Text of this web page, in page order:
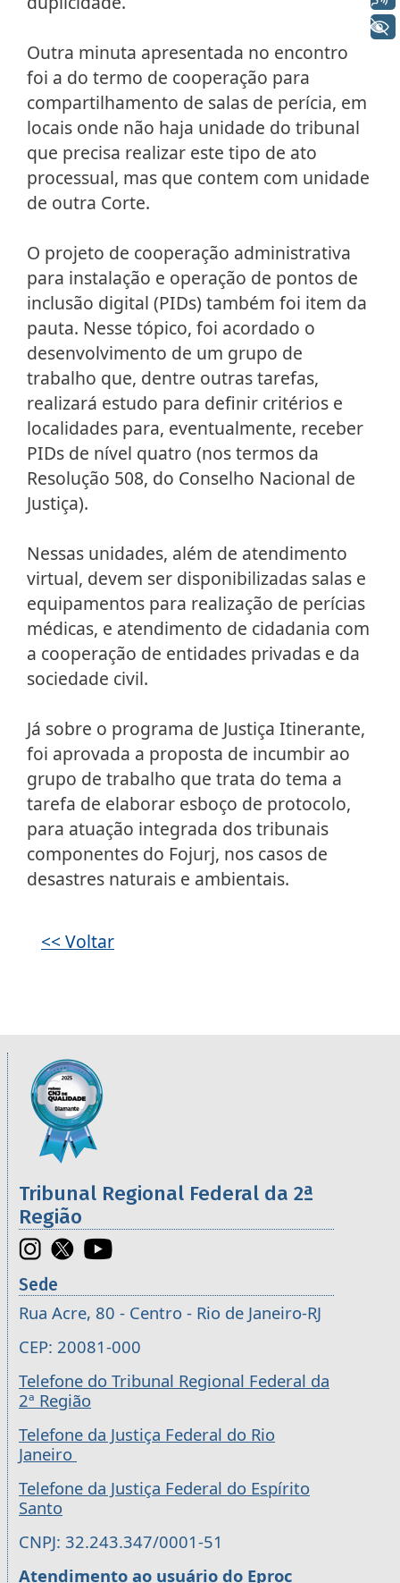
Outra minuta apresentada no encontro
foi a do termo de cooperação para
compartilhamento de salas de perícia, em
locais onde não haja unidade do tribunal
que precisa realizar este tipo de ato
processual, mas que contem com unidade
de outra Corte.
O projeto de cooperação administrativa
para instalação e operação de pontos de
inclusão digital (PIDs) também foi item da
pauta. Nesse tópico, foi acordado o
desenvolvimento de um grupo de
trabalho que, dentre outras tarefas,
realizará estudo para definir critérios e
localidades para, eventualmente, receber
PIDs de nível quatro (nos termos da
Resolução 508, do Conselho Nacional de
Justiça).
Nessas unidades, além de atendimento
virtual, devem ser disponibilizadas salas e
equipamentos para realização de perícias
médicas, e atendimento de cidadania com
a cooperação de entidades privadas e da
sociedade civil.
Já sobre o programa de Justiça Itinerante,
foi aprovada a proposta de incumbir ao
grupo de trabalho que trata do tema a
tarefa de elaborar esboço de protocolo,
para atuação integrada dos tribunais
componentes do Fojurj, nos casos de
desastres naturais e ambientais.
<< Voltar
Informações úteis sobre os órgãos da 2ª
Imagem
Tribunal Regional Federal da 2ª
Região
Sede
Rua Acre, 80 - Centro - Rio de Janeiro-RJ
CEP: 20081-000
Telefone do Tribunal Regional Federal da
2ª Região
Telefone da Justiça Federal do Rio
Janeiro
Telefone da Justiça Federal do Espírito
Santo
CNPJ: 32.243.347/0001-51
Atendimento ao usuário do Eproc